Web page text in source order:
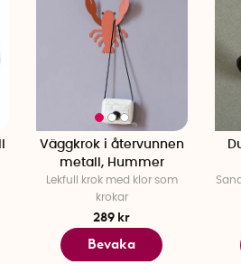
Väggkrok i återvunnen
metall, Hummer
Lekfull krok med klor som
krokar
289 kr
Bevaka